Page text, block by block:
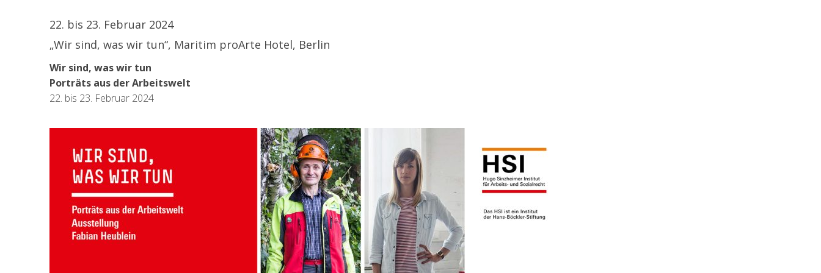
22. bis 23. Februar 2024
„Wir sind, was wir tun“, Maritim proArte Hotel, Berlin
Wir sind, was wir tun
Porträts aus der Arbeitswelt
22. bis 23. Februar 2024